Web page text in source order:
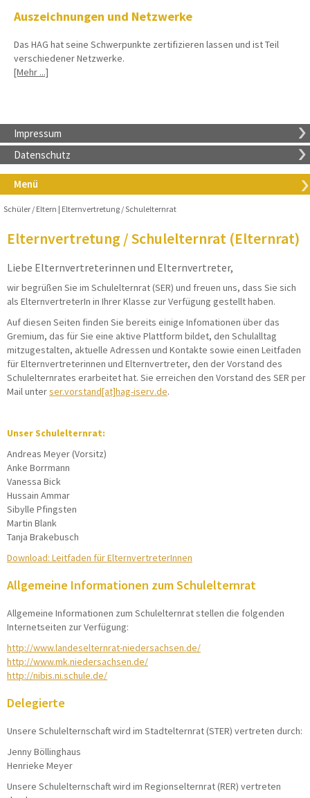
Auszeichnungen und Netzwerke
Das HAG hat seine Schwerpunkte zertifizieren lassen und ist Teil
verschiedener Netzwerke.
[Mehr ...]
Impressum
Datenschutz
Menü
Schüler / Eltern Elternvertretung / Schulelternrat
Elternvertretung / Schulelternrat (Elternrat)
Liebe Elternvertreterinnen und Elternvertreter,
wir begrüßen Sie im Schulelternrat (SER) und freuen uns, dass Sie sich
als ElternvertreterIn in Ihrer Klasse zur Verfügung gestellt haben.
Auf diesen Seiten finden Sie bereits einige Infomationen über das
Gremium, das für Sie eine aktive Plattform bildet, den Schulalltag
mitzugestalten, aktuelle Adressen und Kontakte sowie einen Leitfaden
für Elternvertreterinnen und Elternvertreter, den der Vorstand des
Schulelternrates erarbeitet hat. Sie erreichen den Vorstand des SER per
Mail unterser.vorstand[at]hag-iserv.de.
Unser Schulelternrat:
Andreas Meyer (Vorsitz)
Anke Borrmann
Vanessa Bick
Hussain Ammar
Sibylle Pfingsten
Martin Blank
Tanja Brakebusch
Download: Leitfaden für ElternvertreterInnen
Allgemeine Informationen zum Schulelternrat
Allgemeine Informationen zum Schulelternrat stellen die folgenden
Internetseiten zur Verfügung:
http://www.landeselternrat-niedersachsen.de/
http://www.mk.niedersachsen.de/
http://nibis.ni.schule.de/
Delegierte
Unsere Schulelternschaft wird im Stadtelternrat (STER) vertreten durch:
Jenny Böllinghaus
Henrieke Meyer
Unsere Schulelternschaft wird im Regionselternrat (RER) vertreten